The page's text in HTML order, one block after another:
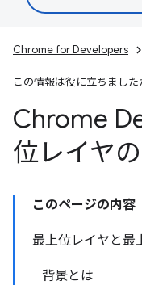
Chrome for Developers
この情報は役に立ちました
Chrome
位レイヤ
このページの内容
最上位レイヤと最
背景とは